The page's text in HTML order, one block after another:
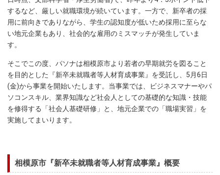
するなど、厳しい就職環境が続いています。一方で、新卒者の採
用に前向きでありながら、学生の認知度が低いため採用に至らな
い地元企業もあり、社会的な雇用のミスマッチが発生していま
す。
そこでこの度、パソナは相模原市より若者の早期就労を図ること
を目的とした『新卒未就職者等人材育成事業』を受託し、5月6日
(金)から事業を開始いたします。当事業では、ビジネスマナーやパ
ソコンスキル、業界知識など社会人としての基礎的な知識・技能
を修得する「社会人基礎研修」と、地元企業での「職場実習」を
実施してまいります。
相模原市『新卒未就職者等人材育成事業』概要